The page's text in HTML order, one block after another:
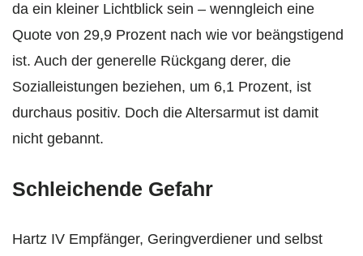
da ein kleiner Lichtblick sein – wenngleich eine
Quote von 29,9 Prozent nach wie vor beängstigend
ist. Auch der generelle Rückgang derer, die
Sozialleistungen beziehen, um 6,1 Prozent, ist
durchaus positiv. Doch die Altersarmut ist damit
nicht gebannt.
Schleichende Gefahr
Hartz IV Empfänger, Geringverdiener und selbst